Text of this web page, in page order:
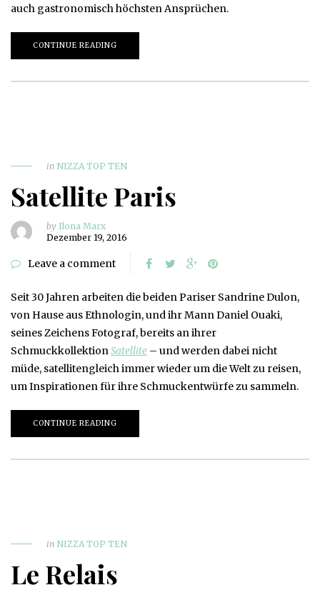
auch gastronomisch höchsten Ansprüchen.
CONTINUE READING
in NIZZA TOP TEN
Satellite Paris
by Ilona Marx
Dezember 19, 2016
Leave a comment
Seit 30 Jahren arbeiten die beiden Pariser Sandrine Dulon,
von Hause aus Ethnologin, und ihr Mann Daniel Ouaki,
seines Zeichens Fotograf, bereits an ihrer
SchmuckkollektionSatellite – und werden dabei nicht
müde, satellitengleich immer wieder um die Welt zu reisen,
um Inspirationen für ihre Schmuckentwürfe zu sammeln.
CONTINUE READING
in NIZZA TOP TEN
Le Relais